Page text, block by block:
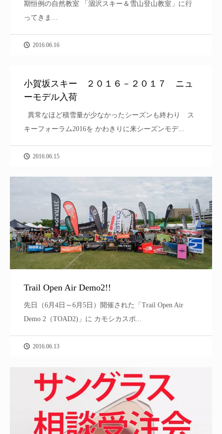
期恒例の自然教室 「涸沢スキー＆雪山登山教室」に行
ってきま...
2016.06.16
小賀坂スキー ２０１６－２０１７ ニュ
ーモデル入荷
異常なほど積雪量が少なかったシーズンも終わり ス
キーフォーラム2016を かわきりに来シーズンモデ...
2016.06.15
Trail Open Air Demo2!!
先日（6月4日～6月5日）開催された「Trail Open Air
Demo 2（TOAD2)」に カモシカスポ...
2016.06.13